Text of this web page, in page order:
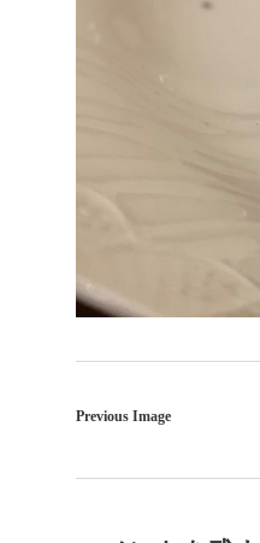
Previous Image